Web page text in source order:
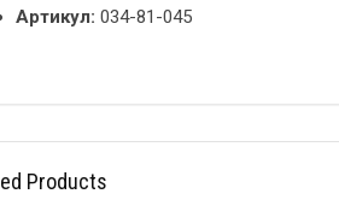
Артикул: 034-81-045
Products